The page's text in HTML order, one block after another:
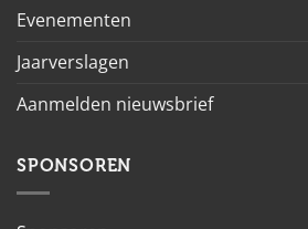
Evenementen
Jaarverslagen
Aanmelden nieuwsbrief
SPONSOREN